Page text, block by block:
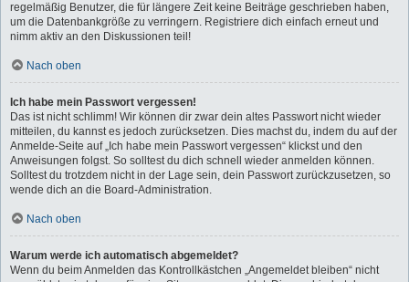
regelmäßig Benutzer, die für längere Zeit keine Beiträge geschrieben haben,
um die Datenbankgröße zu verringern. Registriere dich einfach erneut und
nimm aktiv an den Diskussionen teil!
Nach oben
Ich habe mein Passwort vergessen!
Das ist nicht schlimm! Wir können dir zwar dein altes Passwort nicht wieder
mitteilen, du kannst es jedoch zurücksetzen. Dies machst du, indem du auf der
Anmelde-Seite auf „Ich habe mein Passwort vergessen“ klickst und den
Anweisungen folgst. So solltest du dich schnell wieder anmelden können.
Solltest du trotzdem nicht in der Lage sein, dein Passwort zurückzusetzen, so
wende dich an die Board-Administration.
Nach oben
Warum werde ich automatisch abgemeldet?
Wenn du beim Anmelden das Kontrollkästchen „Angemeldet bleiben“ nicht